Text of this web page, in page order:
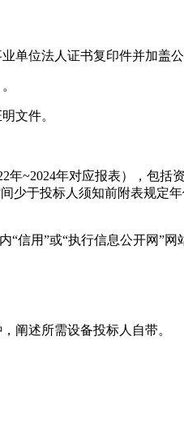
单位法人证书复印件并加盖公
文件。
~2024年对应报表），包括
少于投标人须知前附表规定
信用”或“执行信息公开网”网
阐述所需设备投标人自带。